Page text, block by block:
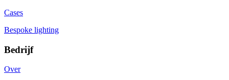
Cases
Bespoke lighting
Bedrijf
Over